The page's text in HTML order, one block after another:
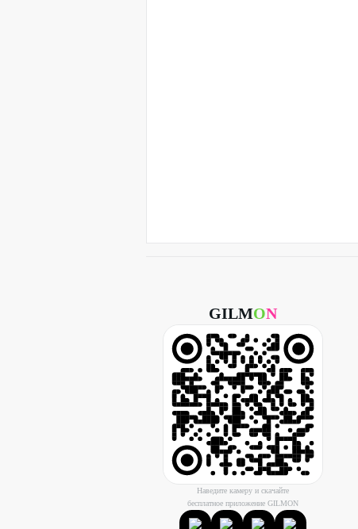
GILMON
Наведите камеру и скачайте
бесплатное приложение GILMON